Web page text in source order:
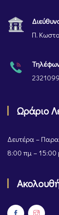
Π.
Ωράριο
Δευτέρα –
8:00 πμ – 15:00